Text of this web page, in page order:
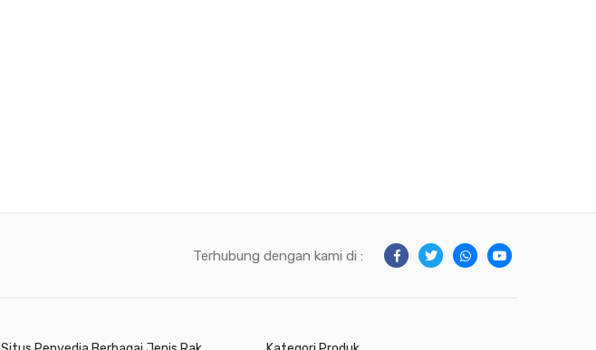
Terhubung dengan kami di :